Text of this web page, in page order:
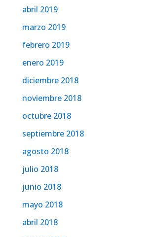
abril 2019
marzo 2019
febrero 2019
enero 2019
diciembre 2018
noviembre 2018
octubre 2018
septiembre 2018
agosto 2018
julio 2018
junio 2018
mayo 2018
abril 2018